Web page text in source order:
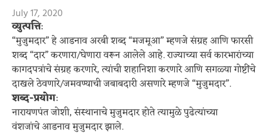
July 17, 2020
व्युत्पत्ति:
“मुजुमदार” हे आडनाव अरबी शब्द “मजमूआ” म्हणजे संग्रह आणि फारसी
शब्द “दार” करणारा/घेणारा वरून आलेले आहे. राज्याच्या सर्व कारभारांच्या
कागदपत्रांचे संग्रह करणारे, त्यांची शहानिशा करणारे आणि सगळ्या गोष्टींचे
दाखले ठेवणारे/जमवण्याची जबाबदारी असणारे म्हणजे “मुजुमदार”.
शब्द-प्रयोग:
नारायणपंत जोशी, संस्थानाचे मुजुमदार होते त्यामुळे पुढेत्यांच्या
वंशजांचे आडनाव मुजुमदार झाले.